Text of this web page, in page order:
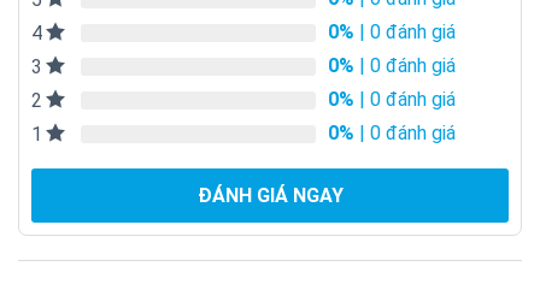
4
0% | 0 đánh giá
3
0% | 0 đánh giá
2
0% | 0 đánh giá
1
0% | 0 đánh giá
ĐÁNH GIÁ NGAY